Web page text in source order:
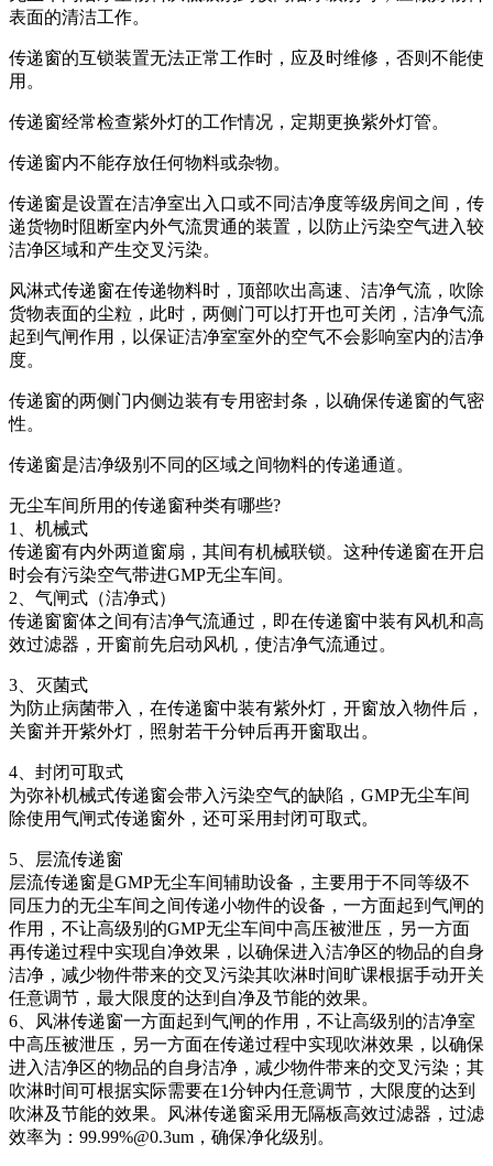
表面的清洁工作。
传递窗的互锁装置无法正常工作时，应及时维修，否则不能使
用。
传递窗经常检查紫外灯的工作情况，定期更换紫外灯管。
传递窗内不能存放任何物料或杂物。
传递窗是设置在洁净室出入口或不同洁净度等级房间之间，传
递货物时阻断室内外气流贯通的装置，以防止污染空气进入较
洁净区域和产生交叉污染。
风淋式传递窗在传递物料时，顶部吹出高速、洁净气流，吹除
货物表面的尘粒，此时，两侧门可以打开也可关闭，洁净气流
起到气闸作用，以保证洁净室室外的空气不会影响室内的洁净
度。
传递窗的两侧门内侧边装有专用密封条，以确保传递窗的气密
性。
传递窗是洁净级别不同的区域之间物料的传递通道。
无尘车间所用的传递窗种类有哪些?
1、机械式
传递窗有内外两道窗扇，其间有机械联锁。这种传递窗在开启
时会有污染空气带进GMP无尘车间。
2、气闸式（洁净式）
传递窗窗体之间有洁净气流通过，即在传递窗中装有风机和高
效过滤器，开窗前先启动风机，使洁净气流通过。
3、灭菌式
为防止病菌带入，在传递窗中装有紫外灯，开窗放入物件后，
关窗并开紫外灯，照射若干分钟后再开窗取出。
4、封闭可取式
为弥补机械式传递窗会带入污染空气的缺陷，GMP无尘车间
除使用气闸式传递窗外，还可采用封闭可取式。
5、层流传递窗
层流传递窗是GMP无尘车间辅助设备，主要用于不同等级不
同压力的无尘车间之间传递小物件的设备，一方面起到气闸的
作用，不让高级别的GMP无尘车间中高压被泄压，另一方面
再传递过程中实现自净效果，以确保进入洁净区的物品的自身
洁净，减少物件带来的交叉污染其吹淋时间旷课根据手动开关
任意调节，最大限度的达到自净及节能的效果。
6、风淋传递窗一方面起到气闸的作用，不让高级别的洁净室
中高压被泄压，另一方面在传递过程中实现吹淋效果，以确保
进入洁净区的物品的自身洁净，减少物件带来的交叉污染；其
吹淋时间可根据实际需要在1分钟内任意调节，大限度的达到
吹淋及节能的效果。风淋传递窗采用无隔板高效过滤器，过滤
效率为：99.99%@0.3um，确保净化级别。